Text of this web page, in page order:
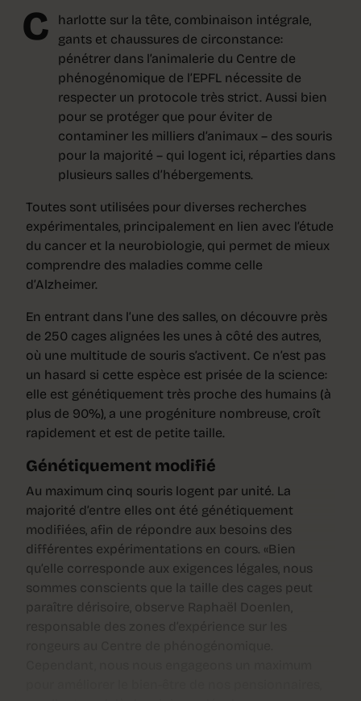
C
harlotte sur la tête, combinaison intégrale,
gants et chaussures de circonstance:
pénétrer dans l’animalerie du Centre de
phénogénomique de l’EPFL nécessite de
respecter un protocole très strict. Aussi bien
pour se protéger que pour éviter de
contaminer les milliers d’animaux – des souris
pour la majorité – qui logent ici, réparties dans
plusieurs salles d’hébergements.
Toutes sont utilisées pour diverses recherches
expérimentales, principalement en lien avec l’étude
du cancer et la neurobiologie, qui permet de mieux
comprendre des maladies comme celle
d’Alzheimer.
En entrant dans l’une des salles, on découvre près
de 250 cages alignées les unes à côté des autres,
où une multitude de souris s’activent. Ce n’est pas
un hasard si cette espèce est prisée de la science:
elle est génétiquement très proche des humains (à
plus de 90%), a une progéniture nombreuse, croît
rapidement et est de petite taille.
Génétiquement modifié
Au maximum cinq souris logent par unité. La
majorité d’entre elles ont été génétiquement
modifiées, afin de répondre aux besoins des
différentes expérimentations en cours. «Bien
qu’elle corresponde aux exigences légales, nous
sommes conscients que la taille des cages peut
paraître dérisoire, observe Raphaël Doenlen,